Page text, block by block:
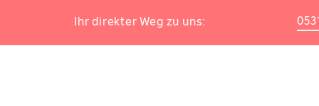
Ihr direkter Weg zu uns: